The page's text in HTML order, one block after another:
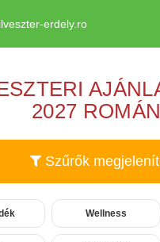
2027
Szűrők
Wellness
erdely.ro